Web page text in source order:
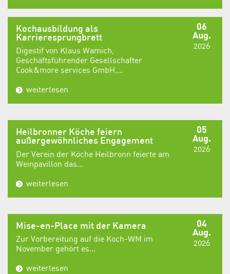
06
Aug.
2026
Kochausbildung als
Karrieresprungbrett
Digestif von Klaus Wamich,
Geschäftsführender Gesellschafter
Cook&more services GmbH,...
weiterlesen
05
Aug.
2026
Heilbronner Köche feiern
außergewöhnliches Engagement
Der Verein der Köche Heilbronn feierte am
Weinpavillon das...
weiterlesen
04
Aug.
2026
Mise-en-Place mit der Kamera
Zur Vorbereitung auf die Koch-WM im
November gehört es...
weiterlesen